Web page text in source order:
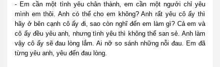
- Em cần một tình yêu chân thành, em cần một ngưởi chỉ yêu
mình em thôi. Anh có thể cho em không? Anh rất yêu cô ấy thì
hãy ở bên cạnh cô ấy đi, sao còn nghĩ đến em làm gì? Cả em và
cô ấy đều yêu anh, nhưng tình yêu thì không thể san sẻ. Anh làm
vậy cô ấy sẽ đau lòng lắm. Ai nỡ so sánh những nỗi đau. Em đã
từng yêu anh, yêu đến đau lòng.